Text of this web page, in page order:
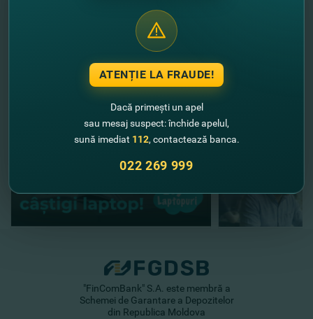
Alte noutăţi
"FinComBank" S.A. este membră a
Schemei de Garantare a Depozitelor
din Republica Moldova
ATENȚIE LA FRAUDE!
Dacă primești un apel
sau mesaj suspect: închide apelul,
sună imediat 112, contactează banca.
022 269 999